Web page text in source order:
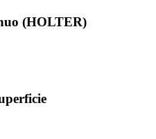
(HOLTER)